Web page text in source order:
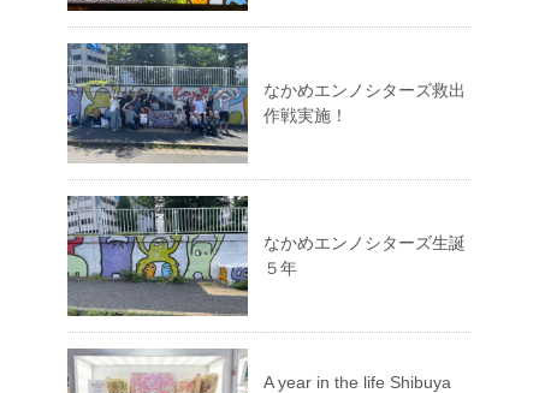
なかめエンノシターズ救出
作戦実施！
なかめエンノシターズ生誕
５年
A year in the life Shibuya